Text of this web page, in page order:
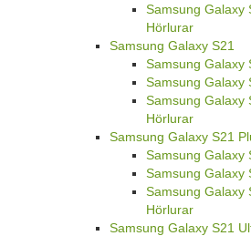
Samsung Galaxy
Hörlurar
Samsung Galaxy S21
Samsung Galaxy
Samsung Galaxy
Samsung Galaxy
Hörlurar
Samsung Galaxy S21
Samsung Galaxy
Samsung Galaxy
Samsung Galaxy
Hörlurar
Samsung Galaxy S21